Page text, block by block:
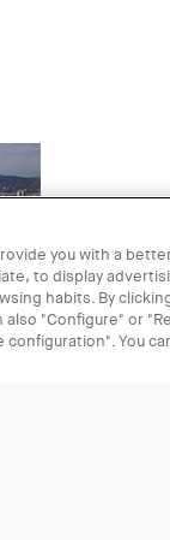
joan-miro-
you with a
to display
habits. By
also "Configure" or
You